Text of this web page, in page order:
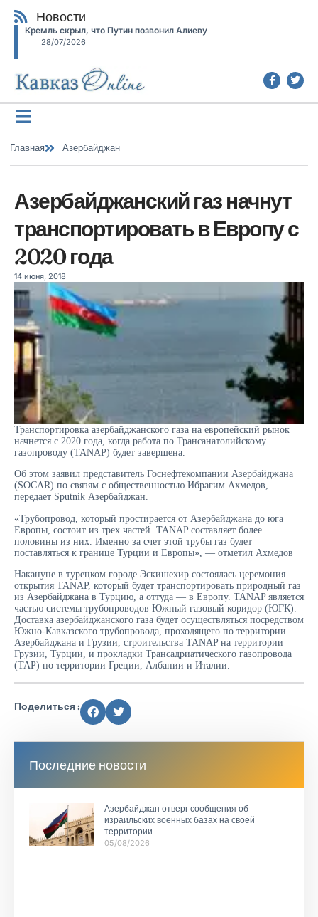
Новости
Кремль скрыл, что Путин позвонил Алиеву
28/07/2026
Главная Азербайджан
Азербайджанский газ начнут
транспортировать в Европу с
2020 года
14 июня, 2018
Транспортировка азербайджанского газа на европейский рынок
начнется с 2020 года, когда работа по Трансанатолийскому
газопроводу (TANAP) будет завершена.
Об этом заявил представитель Госнефтекомпании Азербайджана
(SOCAR) по связям с общественностью Ибрагим Ахмедов,
передает Sputnik Азербайджан.
«Трубопровод, который простирается от Азербайджана до юга
Европы, состоит из трех частей. TANAP составляет более
половины из них. Именно за счет этой трубы газ будет
поставляться к границе Турции и Европы», — отметил Ахмедов
Накануне в турецком городе Эскишехир состоялась церемония
открытия TANAP, который будет транспортировать природный газ
из Азербайджана в Турцию, а оттуда — в Европу. TANAP является
частью системы трубопроводов Южный газовый коридор (ЮГК).
Доставка азербайджанского газа будет осуществляться посредством
Южно-Кавказского трубопровода, проходящего по территории
Азербайджана и Грузии, строительства TANAP на территории
Грузии, Турции, и прокладки Трансадриатического газопровода
(TAP) по территории Греции, Албании и Италии.
Поделиться :
Последние новости
Азербайджан отверг сообщения об
израильских военных базах на своей
территории
05/08/2026